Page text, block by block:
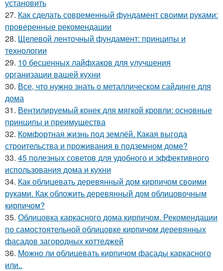
установить
27. Как сделать современный фундамент своими руками:
проверенные рекомендации
28. Щелевой ленточный фундамент: принципы и
технологии
29. 10 бесценных лайфхаков для улучшения
организации вашей кухни
30. Все, что нужно знать о металлическом сайдинге для
дома
31. Вентилируемый конек для мягкой кровли: основные
принципы и преимущества
32. Комфортная жизнь под землёй. Какая выгода
строительства и проживания в подземном доме?
33. 45 полезных советов для удобного и эффективного
использования дома и кухни
34. Как облицевать деревянный дом кирпичом своими
руками. Как обложить деревянный дом облицовочным
кирпичом?
35. Облицовка каркасного дома кирпичом. Рекомендации
по самостоятельной облицовке кирпичом деревянных
фасадов загородных коттеджей
36. Можно ли облицевать кирпичом фасады каркасного
или..